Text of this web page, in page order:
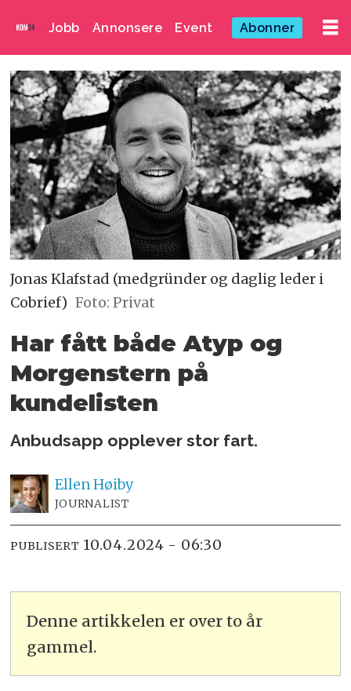
Jobb Annonsere Event Abonner
Jonas Klafstad (medgründer og daglig leder i
Cobrief) Foto: Privat
Har fått både Atyp og
Morgenstern på
kundelisten
Anbudsapp opplever stor fart.
EllenHøiby
JOURNALIST
PUBLISERT 10.04.2024 - 06:30
Denne artikkelen er over to år
gammel.